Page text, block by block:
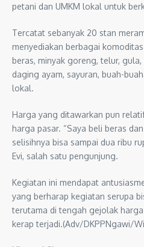
petani dan UMKM lokal untuk
Tercatat sebanyak 20 stan
menyediakan berbagai
beras, minyak goreng, telur,
daging ayam, sayuran, buah-
lokal.
Harga yang ditawarkan pun
harga pasar. “Saya beli beras
selisihnya bisa sampai dua ribu
Evi, salah satu pengunjung.
Kegiatan ini mendapat
yang berharap kegiatan serupa
terutama di tengah gejolak
kerap terjadi.(Adv/DKPPNgawi/